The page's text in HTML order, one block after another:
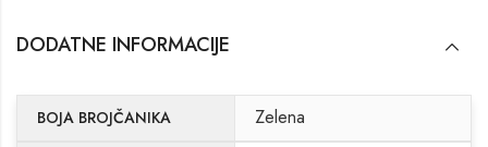
DODATNE INFORMACIJE
BOJA BROJČANIKA Zelena